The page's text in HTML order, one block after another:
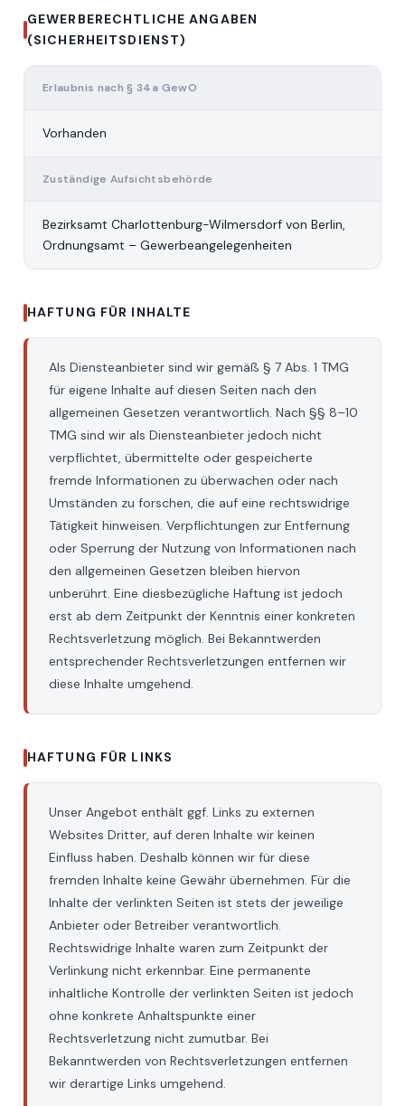
GEWERBERECHTLICHE ANGABEN
(SICHERHEITSDIENST)
Erlaubnis nach § 34a GewO
Vorhanden
Zuständige Aufsichtsbehörde
Bezirksamt Charlottenburg-Wilmersdorf von Berlin,
Ordnungsamt – Gewerbeangelegenheiten
HAFTUNG FÜR INHALTE
Als Diensteanbieter sind wir gemäß § 7 Abs. 1 TMG
für eigene Inhalte auf diesen Seiten nach den
allgemeinen Gesetzen verantwortlich. Nach §§ 8–10
TMG sind wir als Diensteanbieter jedoch nicht
verpflichtet, übermittelte oder gespeicherte
fremde Informationen zu überwachen oder nach
Umständen zu forschen, die auf eine rechtswidrige
Tätigkeit hinweisen. Verpflichtungen zur Entfernung
oder Sperrung der Nutzung von Informationen nach
den allgemeinen Gesetzen bleiben hiervon
unberührt. Eine diesbezügliche Haftung ist jedoch
erst ab dem Zeitpunkt der Kenntnis einer konkreten
Rechtsverletzung möglich. Bei Bekanntwerden
entsprechender Rechtsverletzungen entfernen wir
diese Inhalte umgehend.
HAFTUNG FÜR LINKS
Unser Angebot enthält ggf. Links zu externen
Websites Dritter, auf deren Inhalte wir keinen
Einfluss haben. Deshalb können wir für diese
fremden Inhalte keine Gewähr übernehmen. Für die
Inhalte der verlinkten Seiten ist stets der jeweilige
Anbieter oder Betreiber verantwortlich.
Rechtswidrige Inhalte waren zum Zeitpunkt der
Verlinkung nicht erkennbar. Eine permanente
inhaltliche Kontrolle der verlinkten Seiten ist jedoch
ohne konkrete Anhaltspunkte einer
Rechtsverletzung nicht zumutbar. Bei
Bekanntwerden von Rechtsverletzungen entfernen
wir derartige Links umgehend.